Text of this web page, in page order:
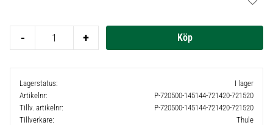
+
-
Lagerstatus
I lager
Artikelnr
P-720500-145144-721420-721520
Tillv. artikelnr
P-720500-145144-721420-721520
Tillverkare
Thule